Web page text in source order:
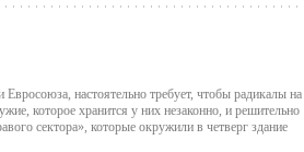
настоятельно требует, чтобы радикалы на
которое хранится у них незаконно, и решительно
сектора», которые окружили в четверг здание